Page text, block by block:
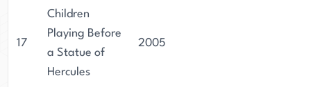
17
Children
Playing Before
a Statue of
Hercules
2005